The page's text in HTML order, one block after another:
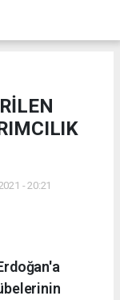
- 20:21